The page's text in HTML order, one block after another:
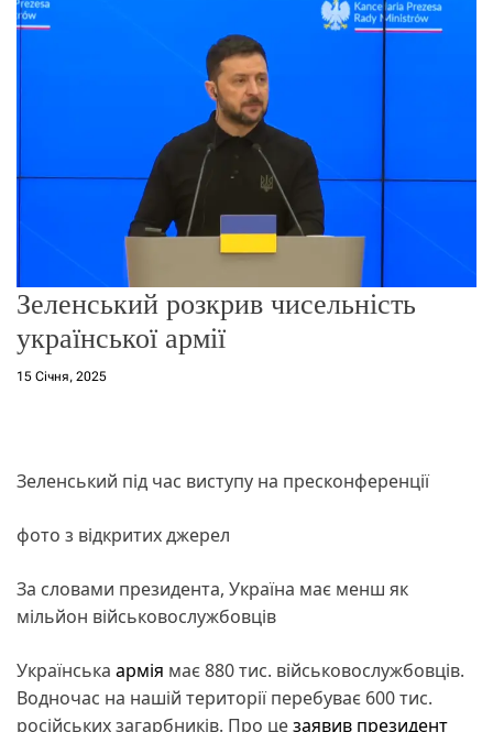
е
ж
Зеленський розкрив чисельність
української армії
15 Січня, 2025
Зеленський під час виступу на пресконференції
фото з відкритих джерел
За словами президента, Україна має менш як
мільйон військовослужбовців
Українська армія має 880 тис. військовослужбовців.
Водночас на нашій території перебуває 600 тис.
російських загарбників. Про цезаявив президент